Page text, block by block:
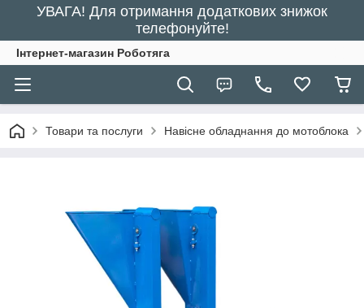
УВАГА! Для отримання додаткових знижок
телефонуйте!
Інтернет-магазин Роботяга
Товари та послуги Навісне обладнання до мотоблока